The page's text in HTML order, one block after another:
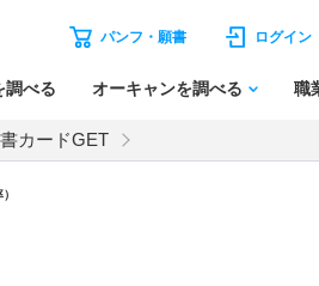
パンフ・願書 ログイン
調べる オーキャンを調べる 職
カードGET